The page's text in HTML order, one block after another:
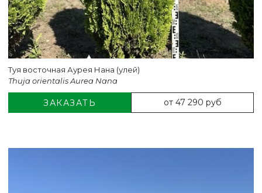
Туя восточная Аурея Нана (улей)
Thuja orientalis Aurea Nana
ЗАКАЗАТЬ от 47 290 руб